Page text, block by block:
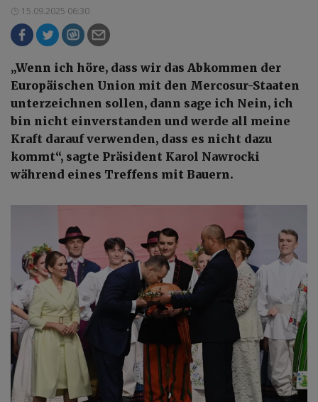
15.09.2025 06:30
„Wenn ich höre, dass wir das Abkommen der
Europäischen Union mit den Mercosur-Staaten
unterzeichnen sollen, dann sage ich Nein, ich
bin nicht einverstanden und werde all meine
Kraft darauf verwenden, dass es nicht dazu
kommt“, sagte Präsident Karol Nawrocki
während eines Treffens mit Bauern.